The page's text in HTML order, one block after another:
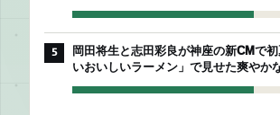
5
岡田将生と志田彩良が神座の新CMで
いおいしいラーメン」で見せた爽やか